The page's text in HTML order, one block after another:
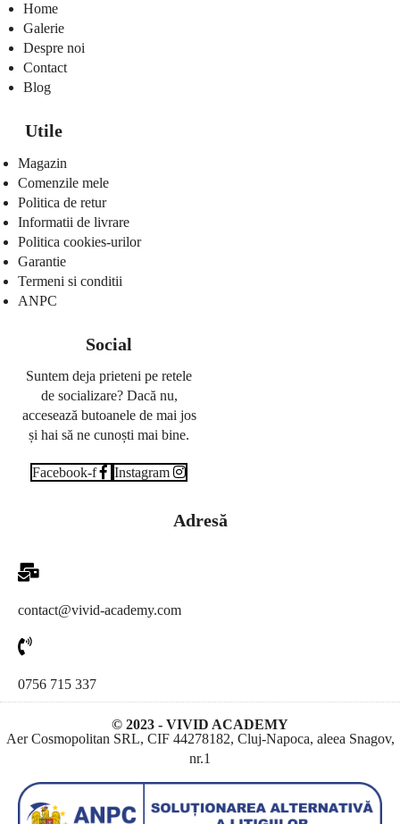
Home
Galerie
Despre noi
Contact
Blog
Utile
Magazin
Comenzile mele
Politica de retur
Informatii de livrare
Politica cookies-urilor
Garantie
Termeni si conditii
ANPC
Social
Suntem deja prieteni pe retele
de socializare? Dacă nu,
accesează butoanele de mai jos
și hai să ne cunoști mai bine.
Facebook-f Instagram
Adresă
contact@vivid-academy.com
0756 715 337
© 2023 - VIVID ACADEMY
Aer Cosmopolitan SRL, CIF 44278182, Cluj-Napoca, aleea Snagov,
nr.1